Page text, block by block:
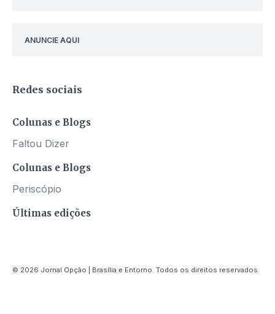
ANUNCIE AQUI
Redes sociais
Colunas e Blogs
Faltou Dizer
Colunas e Blogs
Periscópio
Últimas edições
© 2026 Jornal Opção | Brasília e Entorno. Todos os direitos reservados.